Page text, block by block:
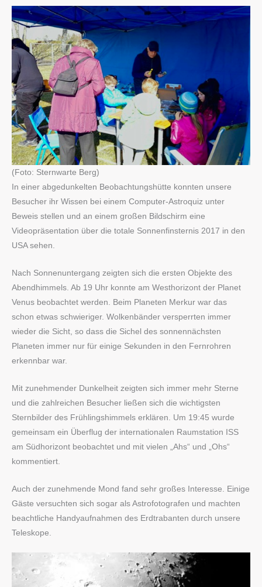
(Foto: Sternwarte Berg)
In einer abgedunkelten Beobachtungshütte konnten unsere
Besucher ihr Wissen bei einem Computer-Astroquiz unter
Beweis stellen und an einem großen Bildschirm eine
Videopräsentation über die totale Sonnenfinsternis 2017 in den
USA sehen.
Nach Sonnenuntergang zeigten sich die ersten Objekte des
Abendhimmels. Ab 19 Uhr konnte am Westhorizont der Planet
Venus beobachtet werden. Beim Planeten Merkur war das
schon etwas schwieriger. Wolkenbänder versperrten immer
wieder die Sicht, so dass die Sichel des sonnennächsten
Planeten immer nur für einige Sekunden in den Fernrohren
erkennbar war.
Mit zunehmender Dunkelheit zeigten sich immer mehr Sterne
und die zahlreichen Besucher ließen sich die wichtigsten
Sternbilder des Frühlingshimmels erklären. Um 19:45 wurde
gemeinsam ein Überflug der internationalen Raumstation ISS
am Südhorizont beobachtet und mit vielen „Ahs“ und „Ohs“
kommentiert.
Auch der zunehmende Mond fand sehr großes Interesse. Einige
Gäste versuchten sich sogar als Astrofotografen und machten
beachtliche Handyaufnahmen des Erdtrabanten durch unsere
Teleskope.